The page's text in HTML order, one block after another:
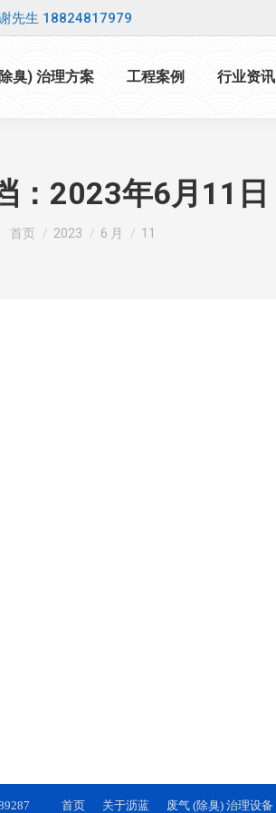
先生 18824817979
臭) 治理方案 工程案例 行业资讯
： 2023年6月11日
您在这里：
首页 2023 6 月 11
首页 关于沥蓝 废气 (除臭) 治理设备